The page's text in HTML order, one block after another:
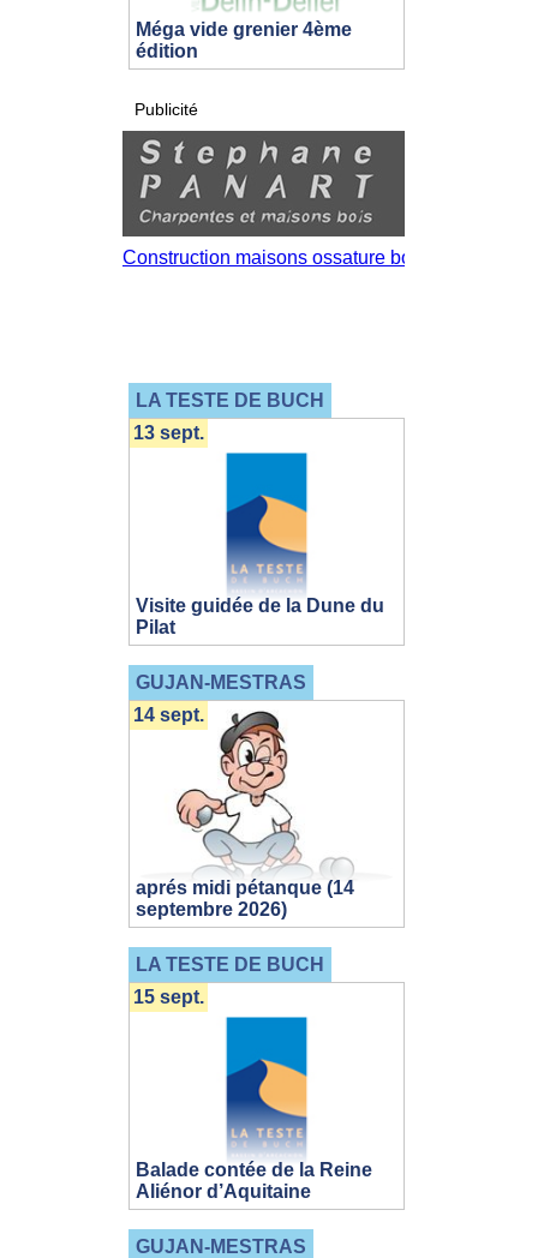
Méga vide grenier 4ème
édition
Publicité
LA TESTE DE BUCH
Visite guidée de la Dune du
Pilat
13 sept.
GUJAN-MESTRAS
aprés midi pétanque (14
septembre 2026)
14 sept.
LA TESTE DE BUCH
Balade contée de la Reine
Aliénor d’Aquitaine
15 sept.
GUJAN-MESTRAS